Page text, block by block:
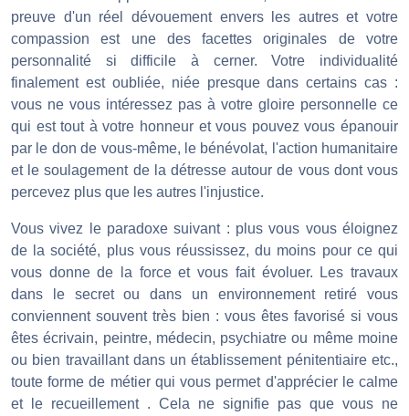
preuve d'un réel dévouement envers les autres et votre
compassion est une des facettes originales de votre
personnalité si difficile à cerner. Votre individualité
finalement est oubliée, niée presque dans certains cas :
vous ne vous intéressez pas à votre gloire personnelle ce
qui est tout à votre honneur et vous pouvez vous épanouir
par le don de vous-même, le bénévolat, l'action humanitaire
et le soulagement de la détresse autour de vous dont vous
percevez plus que les autres l'injustice.
Vous vivez le paradoxe suivant : plus vous vous éloignez
de la société, plus vous réussissez, du moins pour ce qui
vous donne de la force et vous fait évoluer. Les travaux
dans le secret ou dans un environnement retiré vous
conviennent souvent très bien : vous êtes favorisé si vous
êtes écrivain, peintre, médecin, psychiatre ou même moine
ou bien travaillant dans un établissement pénitentiaire etc.,
toute forme de métier qui vous permet d'apprécier le calme
et le recueillement . Cela ne signifie pas que vous ne